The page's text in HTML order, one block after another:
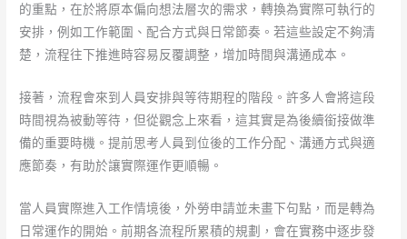
的重點，在於將原本偏向想法層次的需求，轉換為實際可執行的
安排，例如工作範圍、配合方式與日常節奏。若這些設定不夠清
楚，流程往下推進時容易反覆調整，增加時間與溝通成本。
接著，流程會來到人員安排與等待期程的階段。許多人會將這段
時間視為被動等待，但從觀念上來看，這其實是為後續銜接做準
備的重要時機。提前思考人員到位後的工作分配、溝通方式與適
應節奏，有助於讓實際運作更順暢。
當人員實際進入工作情境後，外勞申請並未畫下句點，而是轉為
日常運作的開始。前期各流程所累積的規劃，會在實務中逐步發